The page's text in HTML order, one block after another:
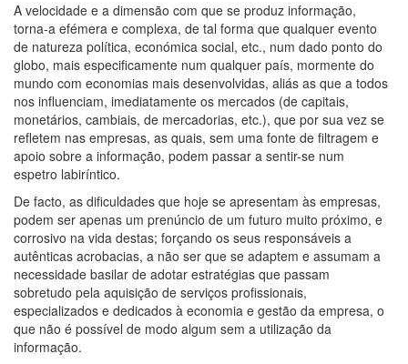
A velocidade e a dimensão com que se produz informação,
torna-a efémera e complexa, de tal forma que qualquer evento
de natureza política, económica social, etc., num dado ponto do
globo, mais especificamente num qualquer país, mormente do
mundo com economias mais desenvolvidas, aliás as que a todos
nos influenciam, imediatamente os mercados (de capitais,
monetários, cambiais, de mercadorias, etc.), que por sua vez se
refletem nas empresas, as quais, sem uma fonte de filtragem e
apoio sobre a informação, podem passar a sentir-se num
espetro labiríntico.
De facto, as dificuldades que hoje se apresentam às empresas,
podem ser apenas um prenúncio de um futuro muito próximo, e
corrosivo na vida destas; forçando os seus responsáveis a
autênticas acrobacias, a não ser que se adaptem e assumam a
necessidade basilar de adotar estratégias que passam
sobretudo pela aquisição de serviços profissionais,
especializados e dedicados à economia e gestão da empresa, o
que não é possível de modo algum sem a utilização da
informação.